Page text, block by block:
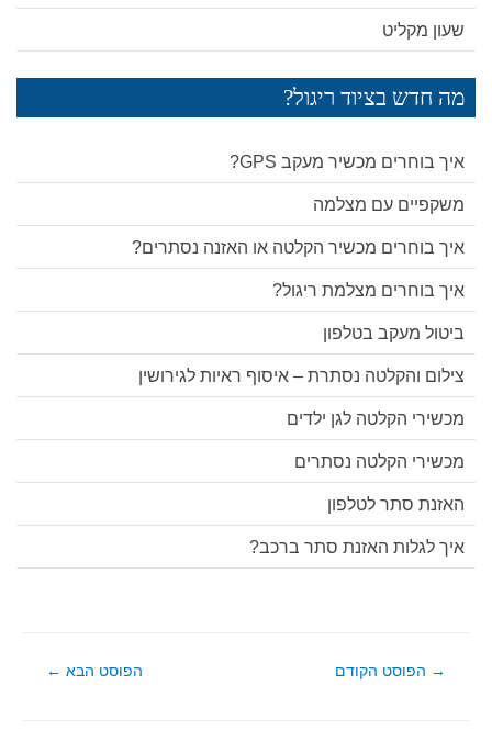
שעון מקליט
מה חדש בציוד ריגול?
איך בוחרים מכשיר מעקב GPS?
משקפיים עם מצלמה
איך בוחרים מכשיר הקלטה או האזנה נסתרים?
איך בוחרים מצלמת ריגול?
ביטול מעקב בטלפון
צילום והקלטה נסתרת – איסוף ראיות לגירושין
מכשירי הקלטה לגן ילדים
מכשירי הקלטה נסתרים
האזנת סתר לטלפון
איך לגלות האזנת סתר ברכב?
ניווט
→הפוסט הקודם הפוסט הבא←